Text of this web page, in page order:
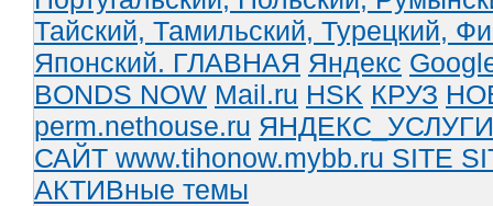
Тайский, Тамильский, Турецкий,
Японский. ГЛАВНАЯ Яндекс
BONDS NOW Mail.ru HSK КРУЗ
perm.nethouse.ru ЯНДЕКС_УСЛУГИ
САЙТ www.tihonow.mybb.ru SITE
АКТИВные темы